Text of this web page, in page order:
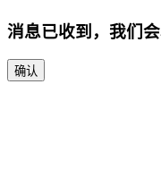
消息已收到，我们
确认